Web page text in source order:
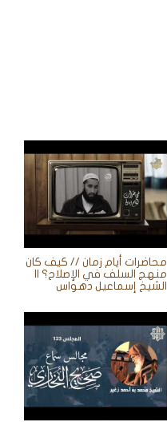
محاضرات أيام زمان // كيف كان
منهج السلف في الإصلاح؟ ||
الشيخ إسماعيل دهواس